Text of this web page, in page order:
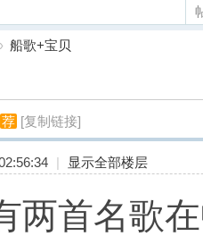
› 船歌+宝贝
荐 [复制链接]
| 显示全部楼层
两首名歌